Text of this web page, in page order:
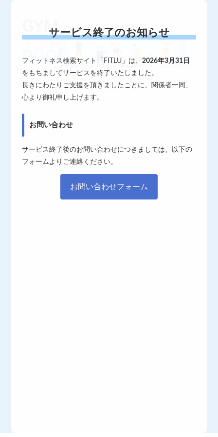
サービス終了のお知らせ
フィットネス検索サイト「FITLU」は、 2026年3月31日
をもちましてサービスを終了いたしました。
長きにわたりご支援を頂きましたことに、関係者一同、
心より御礼申し上げます。
お問い合わせ
サービス終了後のお問い合わせにつきましては、以下の
フォームよりご連絡ください。
お問い合わせフォーム